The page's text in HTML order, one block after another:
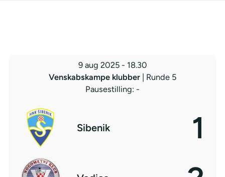
9 aug 2025 - 18.30
Venskabskampe klubber
| Runde 5
Pausestilling: -
Sibenik 1